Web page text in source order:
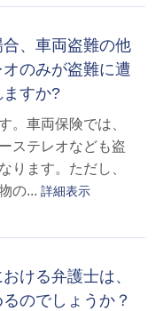
、車両盗難の他
のみが盗難に遭
すか?
。車両保険では、
ステレオなども盗
ります。ただし、
の... 詳細表示
ける弁護士は、
のでしょうか？